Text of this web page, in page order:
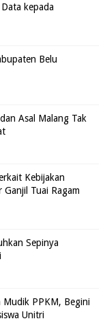
kepada
Belu
Asal Malang Tak
Kebijakan
Ganjil Tuai Ragam
Sepinya
Mudik PPKM, Begini
Unitri